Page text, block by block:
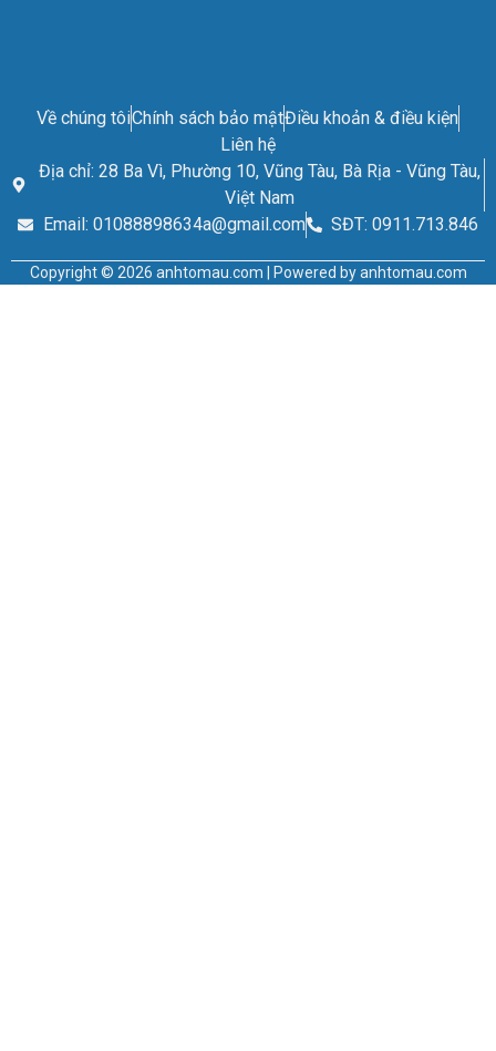
Về chúng tôiChính sách bảo mậtĐiều khoản & điều kiện
Liên hệ
Địa chỉ: 28 Ba Vì, Phường 10, Vũng Tàu, Bà Rịa - Vũng Tàu,
Việt Nam
Email: 01088898634a@gmail.com
SĐT: 0911.713.846
Copyright © 2026 anhtomau.com | Powered by anhtomau.com